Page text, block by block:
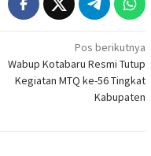
Pos berikutnya
Wabup Kotabaru Resmi Tutup
Kegiatan MTQ ke-56 Tingkat
Kabupaten